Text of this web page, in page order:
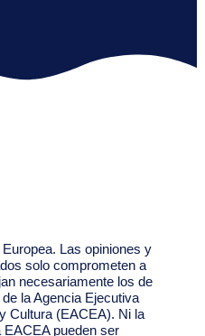
Las opiniones y
solo comprometen a
necesariamente los de
la Agencia Ejecutiva
Cultura (EACEA). Ni la
EACEA pueden ser